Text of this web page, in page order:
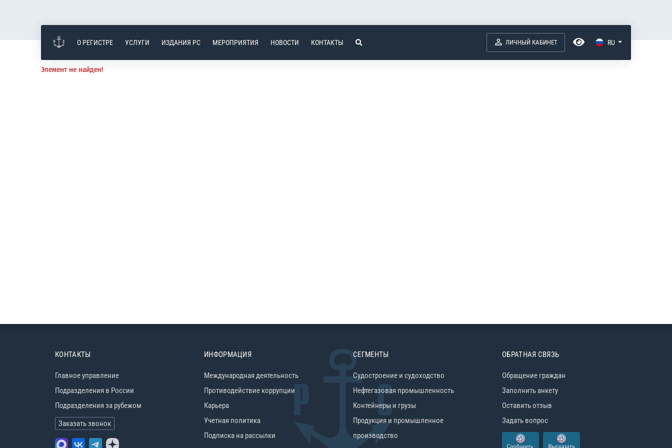
О РЕГИСТРЕ УСЛУГИ ИЗДАНИЯ РС МЕРОПРИЯТИЯ НОВОСТИ КОНТАКТЫ ЛИЧНЫЙ КАБИНЕТ RU
Элемент не найден!
КОНТАКТЫ
Главное управление
Подразделения в России
Подразделения за рубежом
Заказать звонок
ИНФОРМАЦИЯ
Международная деятельность
Противодействие коррупции
Карьера
Учетная политика
Подписка на рассылки
СЕГМЕНТЫ
Судостроение и судоходство
Нефтегазовая промышленность
Контейнеры и грузы
Продукция и промышленное
производство
ОБРАТНАЯ СВЯЗЬ
Обращение граждан
Заполнить анкету
Оставить отзыв
Задать вопрос